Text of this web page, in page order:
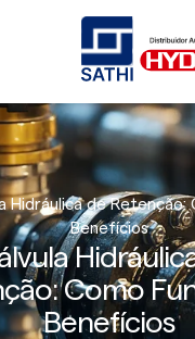
Hidráulica de Retenção:
Benefícios
Como
Benefícios